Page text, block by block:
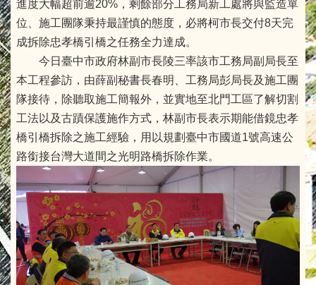
進度大幅超前逾20%，剩餘部分工務局新工處將與監造單
位、施工團隊秉持最謹慎的態度，必將柯市長交付8天完
成拆除忠孝橋引橋之任務全力達成。
今日臺中市政府林副市長陵三率該市工務局副局長至
本工程參訪，由薛副秘書長春明、工務局彭局長及施工團
隊接待，除聽取施工簡報外，並實地至北門工區了解切割
工法以及古蹟保護施作方式，林副市長表示期能借鏡忠孝
橋引橋拆除之施工經驗，用以規劃臺中市國道1號高速公
路銜接台灣大道間之光明路橋拆除作業。